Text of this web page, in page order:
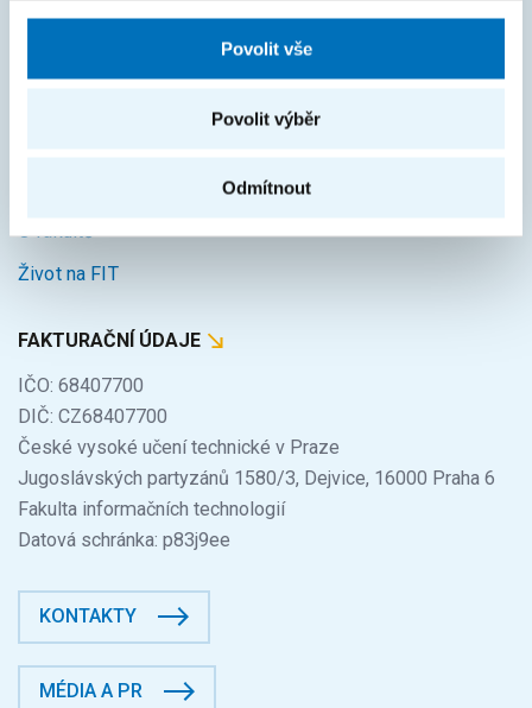
Povolit vše
Povolit výběr
Odmítnout
Úvod
O fakultě
Život na FIT
FAKTURAČNÍ ÚDAJE
IČO: 68407700
DIČ: CZ68407700
České vysoké učení technické v Praze
Jugoslávských partyzánů 1580/3, Dejvice, 16000 Praha 6
Fakulta informačních technologií
Datová schránka: p83j9ee
KONTAKTY
MÉDIA A PR